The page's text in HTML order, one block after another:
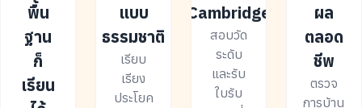
พื้น
ฐาน
ก็
เรียน
แบบ
ธรรมชาติ
เรียบ
เรียง
ประโยค
Cambridge
สอบวัด
ระดับ
และรับ
ใบรับ
ผล
ตลอด
ชีพ
ตรวจ
การบ้าน